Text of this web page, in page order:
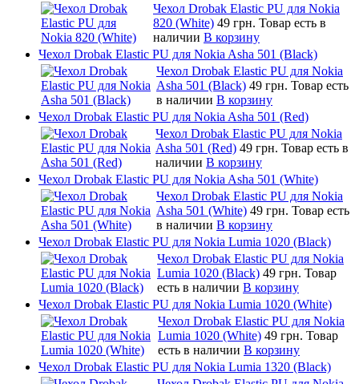
Чехол Drobak Elastic PU для Nokia
820 (White) 49 грн. Товар есть в
наличии В корзину
Чехол Drobak Elastic PU для Nokia Asha 501 (Black)
Чехол Drobak Elastic PU для Nokia
Asha 501 (Black) 49 грн. Товар есть
в наличии В корзину
Чехол Drobak Elastic PU для Nokia Asha 501 (Red)
Чехол Drobak Elastic PU для Nokia
Asha 501 (Red) 49 грн. Товар есть в
наличии В корзину
Чехол Drobak Elastic PU для Nokia Asha 501 (White)
Чехол Drobak Elastic PU для Nokia
Asha 501 (White) 49 грн. Товар есть
в наличии В корзину
Чехол Drobak Elastic PU для Nokia Lumia 1020 (Black)
Чехол Drobak Elastic PU для Nokia
Lumia 1020 (Black) 49 грн. Товар
есть в наличии В корзину
Чехол Drobak Elastic PU для Nokia Lumia 1020 (White)
Чехол Drobak Elastic PU для Nokia
Lumia 1020 (White) 49 грн. Товар
есть в наличии В корзину
Чехол Drobak Elastic PU для Nokia Lumia 1320 (Black)